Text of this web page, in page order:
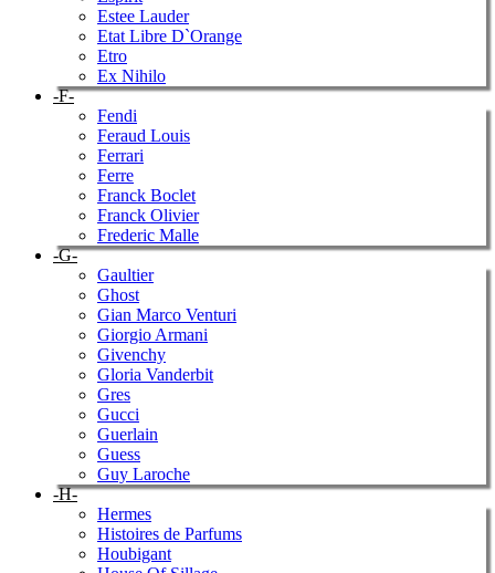
Estee Lauder
Etat Libre D`Orange
Etro
Ex Nihilo
-F-
Fendi
Feraud Louis
Ferrari
Ferre
Franck Boclet
Franck Olivier
Frederic Malle
-G-
Gaultier
Ghost
Gian Marco Venturi
Giorgio Armani
Givenchy
Gloria Vanderbit
Gres
Gucci
Guerlain
Guess
Guy Laroche
-H-
Hermes
Histoires de Parfums
Houbigant